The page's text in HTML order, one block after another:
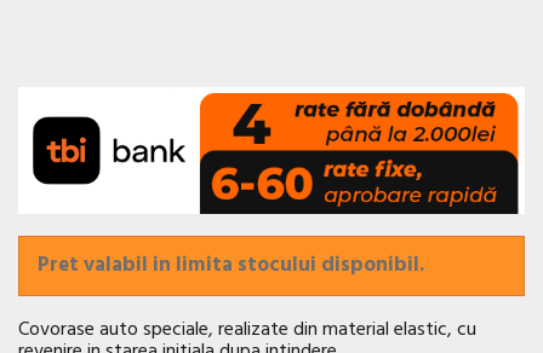
Pret valabil in limita stocului disponibil.
Covorase auto speciale, realizate din material elastic, cu